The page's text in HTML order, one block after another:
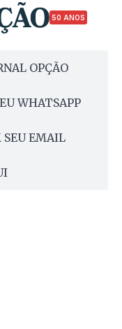
50 ANOS
OPÇÃO
WHATSAPP
SEU EMAIL